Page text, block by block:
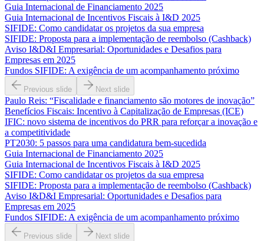
Guia Internacional de Financiamento 2025
Guia Internacional de Incentivos Fiscais à I&D 2025
SIFIDE: Como candidatar os projetos da sua empresa
SIFIDE: Proposta para a implementação de reembolso (Cashback)
Aviso I&D&I Empresarial: Oportunidades e Desafios para
Empresas em 2025
Fundos SIFIDE: A exigência de um acompanhamento próximo
Previous slide Next slide
Paulo Reis: “Fiscalidade e financiamento são motores de inovação”
Benefícios Fiscais: Incentivo à Capitalização de Empresas (ICE)
IFIC: novo sistema de incentivos do PRR para reforçar a inovação e
a competitividade
PT2030: 5 passos para uma candidatura bem-sucedida
Guia Internacional de Financiamento 2025
Guia Internacional de Incentivos Fiscais à I&D 2025
SIFIDE: Como candidatar os projetos da sua empresa
SIFIDE: Proposta para a implementação de reembolso (Cashback)
Aviso I&D&I Empresarial: Oportunidades e Desafios para
Empresas em 2025
Fundos SIFIDE: A exigência de um acompanhamento próximo
Previous slide Next slide